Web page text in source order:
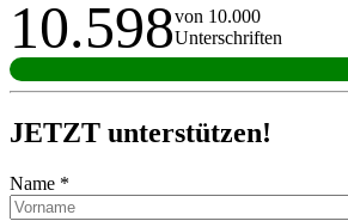
10.598von 10.000
Unterschriften
JETZT unterstützen!
Name *